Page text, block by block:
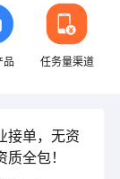
品 任务量渠道
接单，无资
全包！